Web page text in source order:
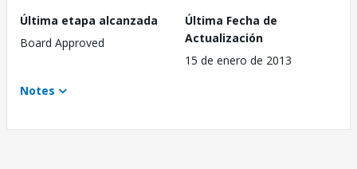
Última etapa alcanzada
Board Approved
Última Fecha de
Actualización
15 de enero de 2013
Notes